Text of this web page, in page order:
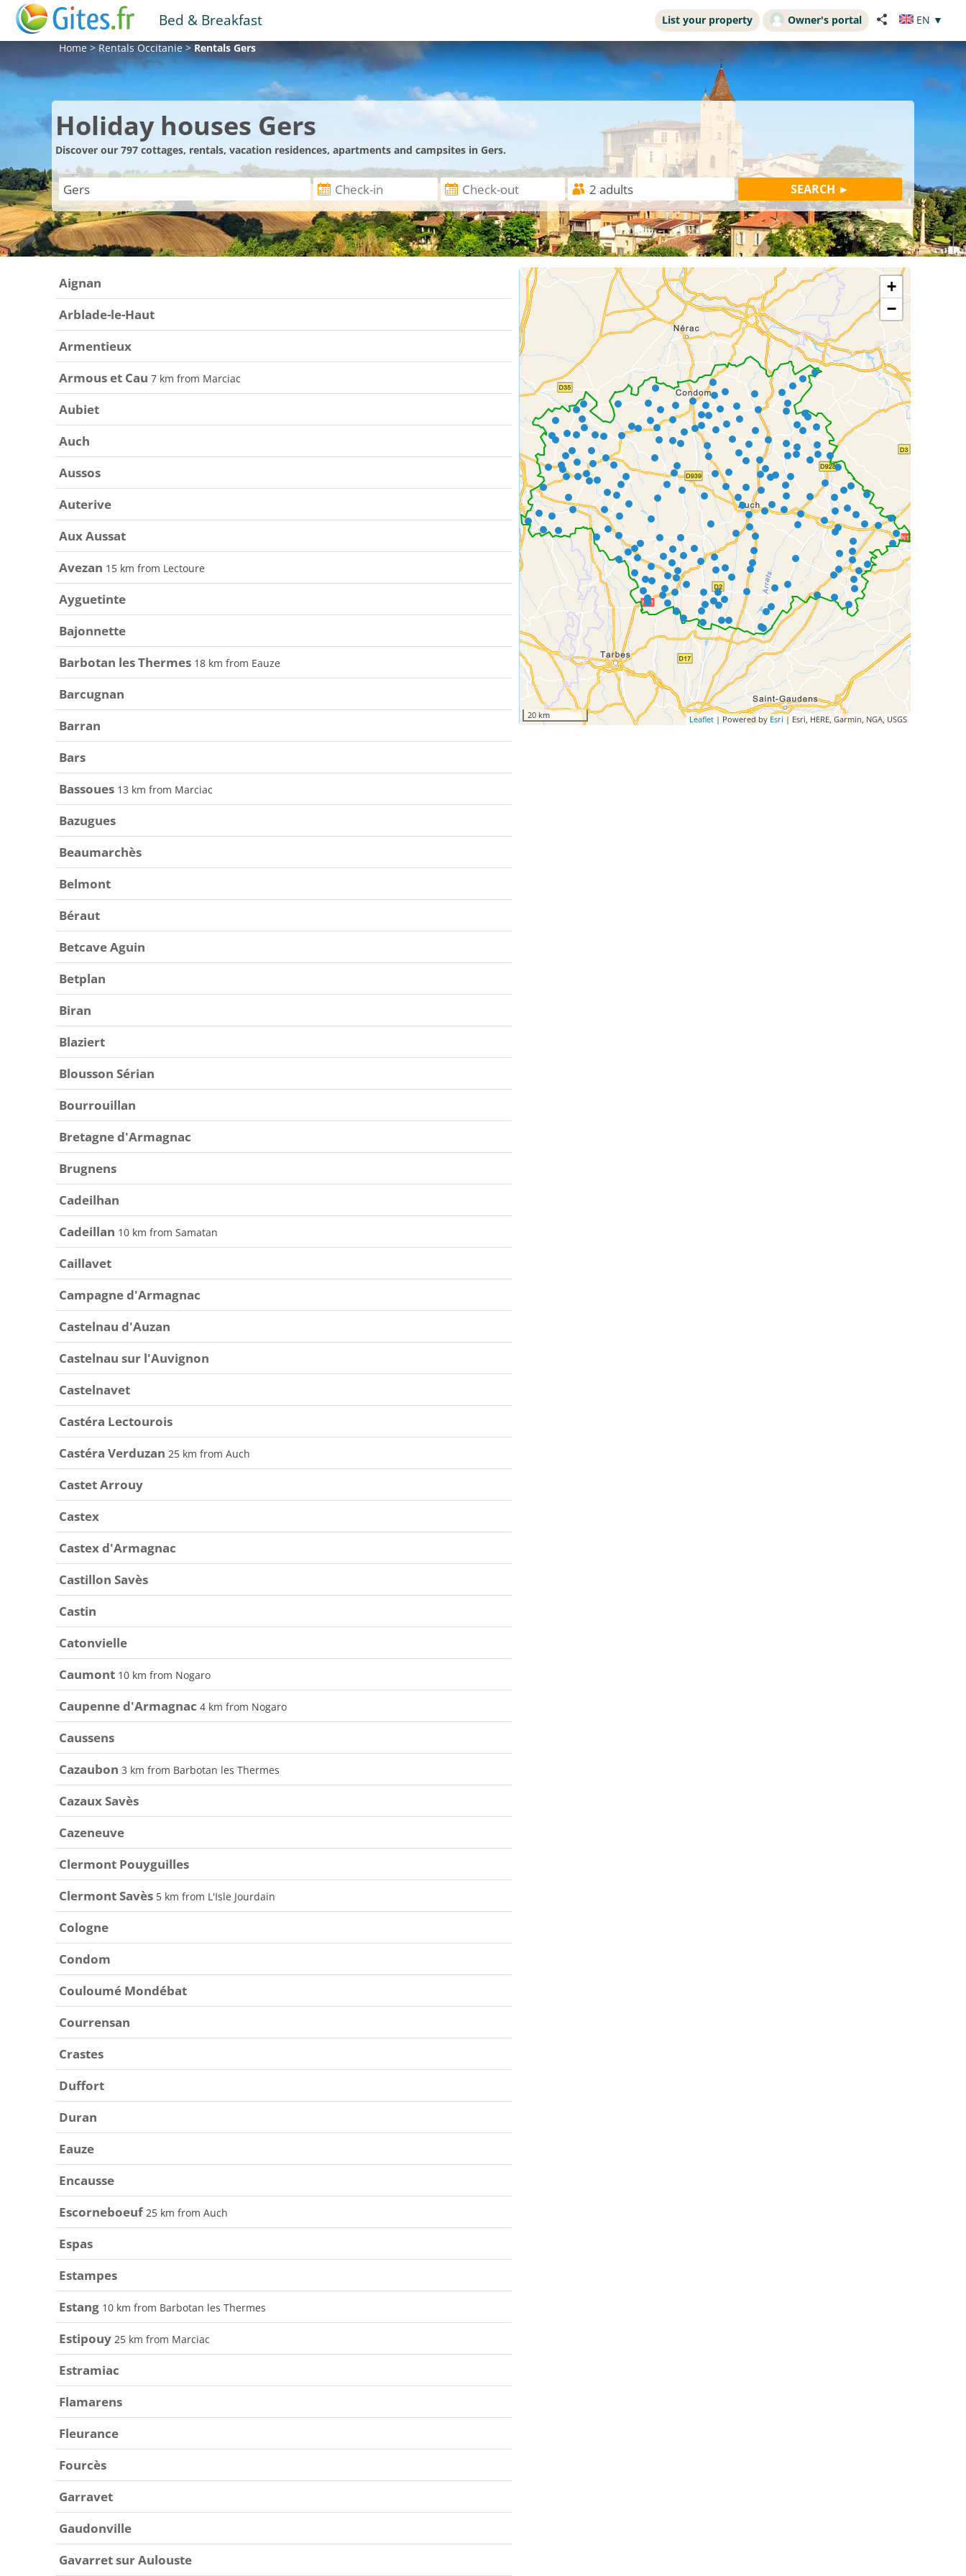
Bed & Breakfast List your property Owner's portal EN ▼
Home>RentalsOccitanie>Rentals Gers
Holiday houses Gers
Discover our 797 cottages, rentals, vacation residences, apartments and campsites in Gers.
Aignan
Arblade-le-Haut
Armentieux
Armous et Cau 7 km from Marciac
Aubiet
Auch
Aussos
Auterive
Aux Aussat
Avezan 15 km from Lectoure
Ayguetinte
Bajonnette
Barbotan les Thermes 18 km from Eauze
Barcugnan
Barran
Bars
Bassoues 13 km from Marciac
Bazugues
Beaumarchès
Belmont
Béraut
Betcave Aguin
Betplan
Biran
Blaziert
Blousson Sérian
Bourrouillan
Bretagne d'Armagnac
Brugnens
Cadeilhan
Cadeillan 10 km from Samatan
Caillavet
Campagne d'Armagnac
Castelnau d'Auzan
Castelnau sur l'Auvignon
Castelnavet
Castéra Lectourois
Castéra Verduzan 25 km from Auch
Castet Arrouy
Castex
Castex d'Armagnac
Castillon Savès
Castin
Catonvielle
Caumont 10 km from Nogaro
Caupenne d'Armagnac 4 km from Nogaro
Caussens
Cazaubon 3 km from Barbotan les Thermes
Cazaux Savès
Cazeneuve
Clermont Pouyguilles
Clermont Savès 5 km from L'Isle Jourdain
Cologne
Condom
Couloumé Mondébat
Courrensan
Crastes
Duffort
Duran
Eauze
Encausse
Escorneboeuf 25 km from Auch
Espas
Estampes
Estang 10 km from Barbotan les Thermes
Estipouy 25 km from Marciac
Estramiac
Flamarens
Fleurance
Fourcès
Garravet
Gaudonville
Gavarret sur Aulouste
+
−
20 km Leaflet | Powered byEsri | Esri, HERE, Garmin, NGA, USGS